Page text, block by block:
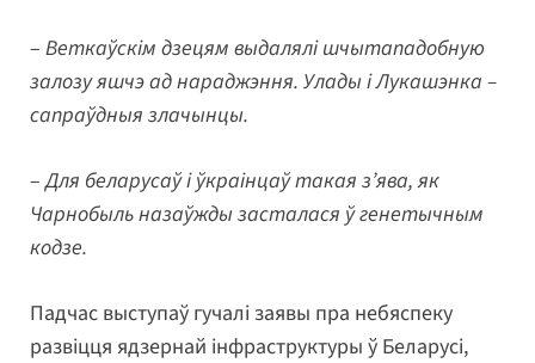
– Веткаўскім дзецям выдалялі шчытападобную
залозу яшчэ ад нараджэння. Улады і Лукашэнка –
сапраўдныя злачынцы.
–Для беларусаў і ўкраінцаў такая з’ява, як
Чарнобыль назаўжды засталася ў генетычным
кодзе.
Падчас выступаў гучалі заявы пра небяспеку
развіцця ядзернай інфраструктуры ў Беларусі,